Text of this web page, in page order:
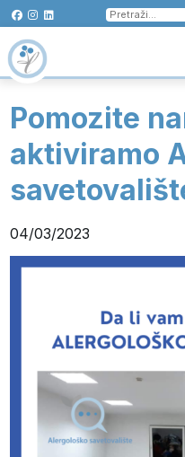
Pretraga
za:
Pomozite
aktiviramo
04/03/2023